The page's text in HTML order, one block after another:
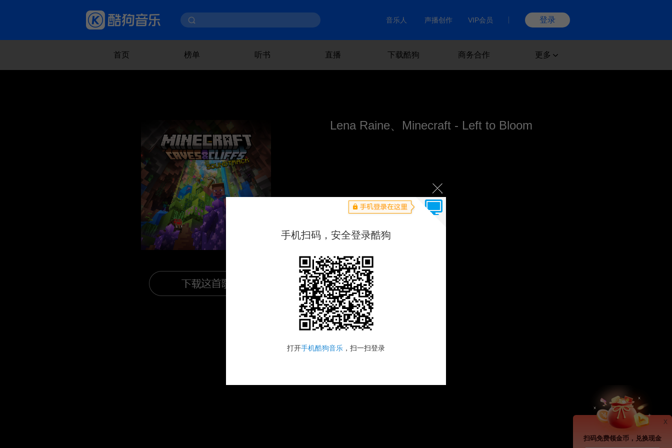
音乐人 声播创作 VIP会员 登录
首页 榜单 听书 直播 下载酷狗 商务合作 更多
Lena Raine、Minecraft - Left to Bloom
x
扫码免费领金币，兑换现金